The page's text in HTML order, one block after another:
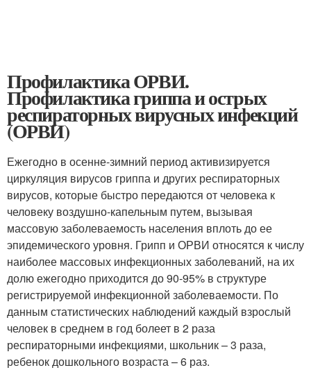
Профилактика ОРВИ.
Профилактика гриппа и острых
респираторных вирусных инфекций
(ОРВИ)
Ежегодно в осенне-зимний период активизируется
циркуляция вирусов гриппа и других респираторных
вирусов, которые быстро передаются от человека к
человеку воздушно-капельным путем, вызывая
массовую заболеваемость населения вплоть до ее
эпидемического уровня. Грипп и ОРВИ относятся к числу
наиболее массовых инфекционных заболеваний, на их
долю ежегодно приходится до 90-95% в структуре
регистрируемой инфекционной заболеваемости. По
данным статистических наблюдений каждый взрослый
человек в среднем в год болеет в 2 раза
респираторными инфекциями, школьник – 3 раза,
ребенок дошкольного возраста – 6 раз.